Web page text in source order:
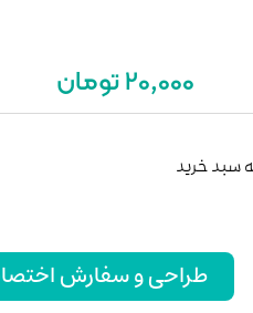
20,000 تومان
سبد خرید
طراحی و سفارش